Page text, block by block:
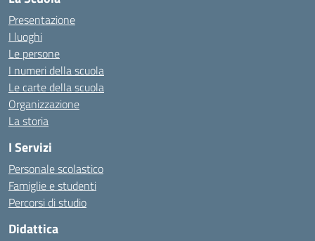
Presentazione
I luoghi
Le persone
I numeri della scuola
Le carte della scuola
Organizzazione
La storia
I Servizi
Personale scolastico
Famiglie e studenti
Percorsi di studio
Didattica